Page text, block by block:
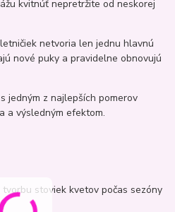
kvitnúť nepretržite od neskorej
netvoria len jednu hlavnú
nové puky a pravidelne obnovujú
jedným z najlepších pomerov
a výsledným efektom.
stoviek kvetov počas sezóny